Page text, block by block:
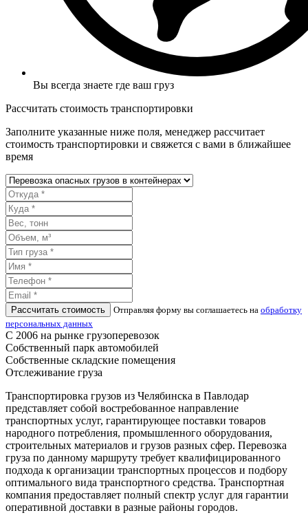
Вы всегда знаете где ваш груз
Рассчитать стоимость транспортировки
Заполните указанные ниже поля, менеджер рассчитает
стоимость транспортировки и свяжется с вами в ближайшее
время
Рассчитать стоимость Отправляя форму вы соглашаетесь на обработку
персональных данных
С 2006 на рынке грузоперевозок
Собственный парк автомобилей
Собственные складские помещения
Отслеживание груза
Транспортировка грузов из Челябинска в Павлодар
представляет собой востребованное направление
транспортных услуг, гарантирующее поставки товаров
народного потребления, промышленного оборудования,
строительных материалов и грузов разных сфер. Перевозка
груза по данному маршруту требует квалифицированного
подхода к организации транспортных процессов и подбору
оптимального вида транспортного средства. Транспортная
компания предоставляет полный спектр услуг для гарантии
оперативной доставки в разные районы городов.